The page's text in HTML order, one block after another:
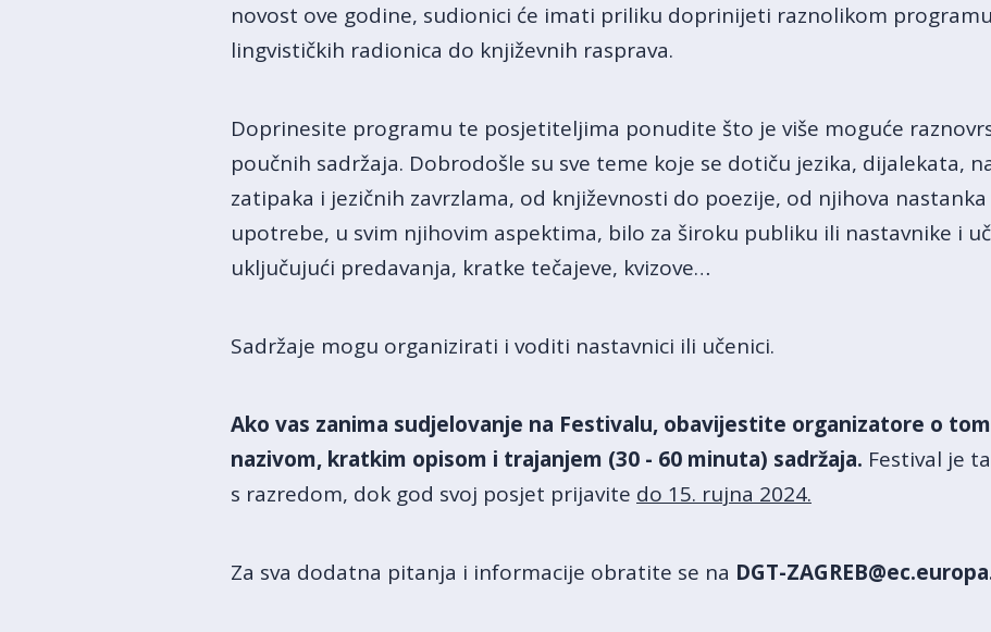
novost ove godine, sudionici će imati priliku doprinijeti raznolikom
lingvističkih radionica do književnih rasprava.
Doprinesite programu te posjetiteljima ponudite što je više moguće
poučnih sadržaja. Dobrodošle su sve teme koje se dotiču jezika, dijalekata,
zatipaka i jezičnih zavrzlama, od književnosti do poezije, od njihova
upotrebe, u svim njihovim aspektima, bilo za široku publiku ili nastavnike i
uključujući predavanja, kratke tečajeve, kvizove…
Sadržaje mogu organizirati i voditi nastavnici ili učenici.
Ako vas zanima sudjelovanje na Festivalu, obavijestite organizatore o
nazivom, kratkim opisom i trajanjem (30 - 60 minuta) sadržaja. Festival je
s razredom, dok god svoj posjet prijavite do 15. rujna 2024.
Za sva dodatna pitanja i informacije obratite se na DGT-